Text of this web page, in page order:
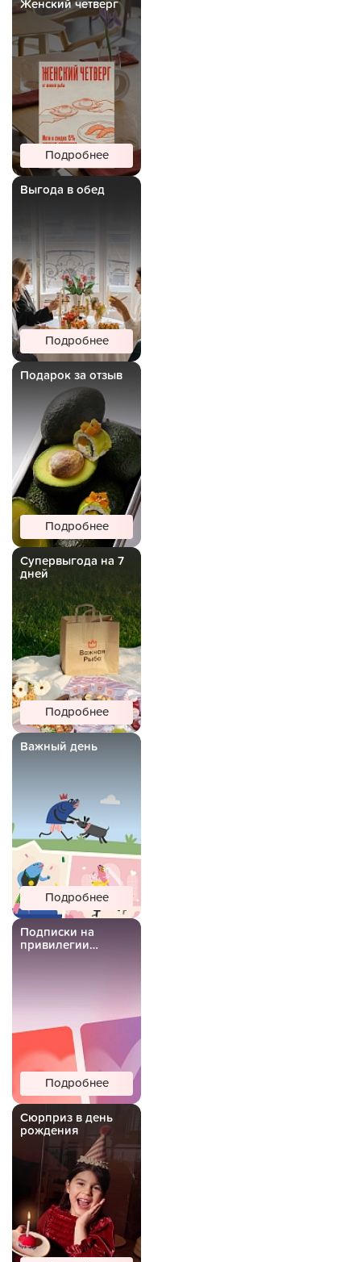
Женский четверг
Подробнее
Выгода в обед
Подробнее
Подарок за отзыв
Подробнее
Супервыгода на 7
дней
Подробнее
Важный день
Подробнее
Подписки на
привилегии
Подробнее
Сюрприз в день
рождения